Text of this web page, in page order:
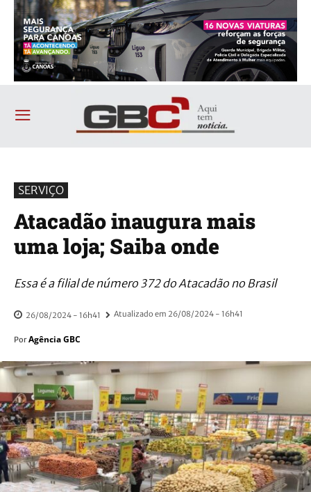
SERVIÇO
Atacadão inaugura mais
uma loja; Saiba onde
Essa é a filial de número 372 do Atacadão no Brasil
26/08/2024 - 16h41 Atualizado em 26/08/2024 - 16h41
Por Agência GBC